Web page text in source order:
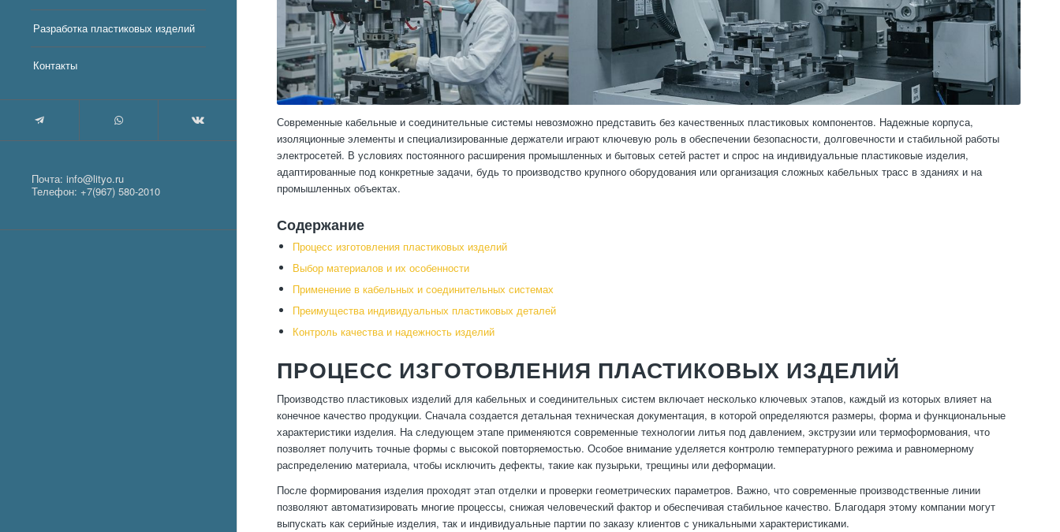
Разработка пластиковых изделий
Контакты
Почта: info@lityo.ru
Телефон: +7(967) 580-2010
Современные кабельные и соединительные системы невозможно представить без качественных пластиковых компонентов. Надежные корпуса,
изоляционные элементы и специализированные держатели играют ключевую роль в обеспечении безопасности, долговечности и стабильной работы
электросетей. В условиях постоянного расширения промышленных и бытовых сетей растет и спрос на индивидуальные пластиковые изделия,
адаптированные под конкретные задачи, будь то производство крупного оборудования или организация сложных кабельных трасс в зданиях и на
промышленных объектах.
Содержание
Процесс изготовления пластиковых изделий
Выбор материалов и их особенности
Применение в кабельных и соединительных системах
Преимущества индивидуальных пластиковых деталей
Контроль качества и надежность изделий
ПРОЦЕСС ИЗГОТОВЛЕНИЯ ПЛАСТИКОВЫХ ИЗДЕЛИЙ
Производство пластиковых изделий для кабельных и соединительных систем включает несколько ключевых этапов, каждый из которых влияет на
конечное качество продукции. Сначала создается детальная техническая документация, в которой определяются размеры, форма и функциональные
характеристики изделия. На следующем этапе применяются современные технологии литья под давлением, экструзии или термоформования, что
позволяет получить точные формы с высокой повторяемостью. Особое внимание уделяется контролю температурного режима и равномерному
распределению материала, чтобы исключить дефекты, такие как пузырьки, трещины или деформации.
После формирования изделия проходят этап отделки и проверки геометрических параметров. Важно, что современные производственные линии
позволяют автоматизировать многие процессы, снижая человеческий фактор и обеспечивая стабильное качество. Благодаря этому компании могут
выпускать как серийные изделия, так и индивидуальные партии по заказу клиентов с уникальными характеристиками.